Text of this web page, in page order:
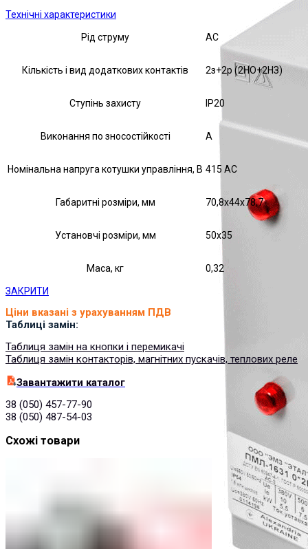
Технічні характеристики
Рід струму AC
Кількість і вид додаткових контактів 2з+2р (2НО+2НЗ)
Ступінь захисту IP20
Виконання по зносостійкості А
Номінальна напруга котушки управління, В 415 AC
Габаритні розміри, мм 70,8х44х78,7
Установчі розміри, мм 50х35
Маса, кг 0,32
ЗАКРИТИ
Ціни вказані з урахуванням ПДВ
Таблиці замін:
Таблиця замін на кнопки і перемикачі
Таблиця замін контакторів, магнітних пускачів, теплових реле
Завантажити каталог
38 (050) 457-77-90
38 (050) 487-54-03
Схожі товари